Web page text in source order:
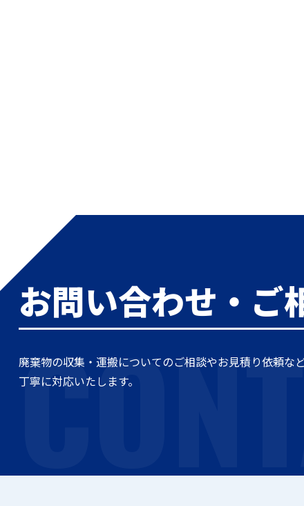
お問い合わせ・ご
廃棄物の収集・運搬についてのご相談やお見積り依頼な
丁寧に対応いたします。